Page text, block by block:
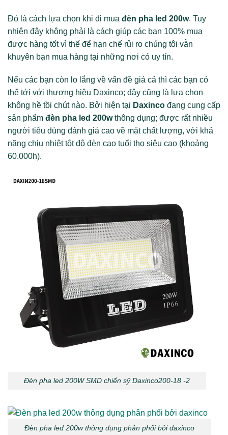
Đó là cách lựa chọn khi đi mua đèn pha led 200w. Tuy
nhiên đây không phải là cách giúp các bạn 100% mua
được hàng tốt vì thế để hạn chế rủi ro chúng tôi vẫn
khuyên bạn mua hàng tại những nơi có uy tín.
Nếu các bạn còn lo lắng về vấn đề giá cả thì các bạn có
thể tới với thương hiệu Daxinco; đây cũng là lựa chọn
không hề tồi chút nào. Bởi hiện tại Daxinco đang cung cấp
sản phẩm đèn pha led 200wthông dụng; được rất nhiều
người tiêu dùng đánh giá cao về mặt chất lượng, với khả
năng chịu nhiệt tôt độ đèn cao tuổi thọ siêu cao (khoảng
60.000h).
Đèn pha led 200W SMD chiến sỹ Daxinco200-18 -2
Đèn pha led 200w thông dụng phân phối bởi daxinco